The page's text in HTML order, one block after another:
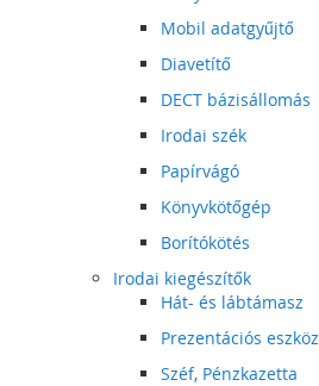
Mobil adatgyűjtő
Diavetítő
DECT bázisállomás
Irodai szék
Papírvágó
Könyvkötőgép
Borítókötés
Irodai kiegészítők
Hát- és lábtámasz
Prezentációs eszköz
Széf, Pénzkazetta